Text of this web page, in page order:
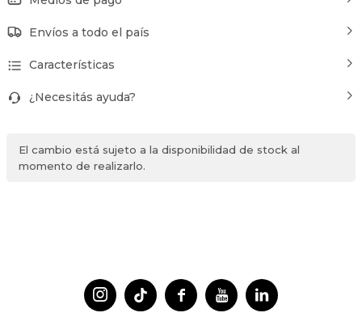
Envíos a todo el país
Características
¿Necesitás ayuda?
El cambio está sujeto a la disponibilidad de stock al
momento de realizarlo.
 
 